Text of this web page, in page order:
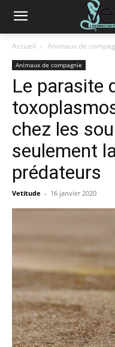
Accueil Animaux de
Animaux de compagnie
Le parasite
chez les
seulement
prédateurs
Vetitude - 16 janvier 2020